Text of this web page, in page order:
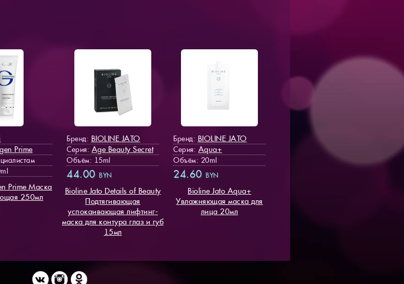
Prime
Prime Маска
250мл
Бренд: BIOLINE JATO
Серия: Age Beauty Secret
Объём: 15ml
44.00 BYN
Bioline Jato Details of Beauty
Подтягивающая
успокаивающая лифтинг-
маска для контура глаз и губ
15мл
Бренд: BIOLINE JATO
Серия: Aqua+
Объём: 20ml
24.60 BYN
Bioline Jato Aqua+
Увлажняющая маска для
лица 20мл